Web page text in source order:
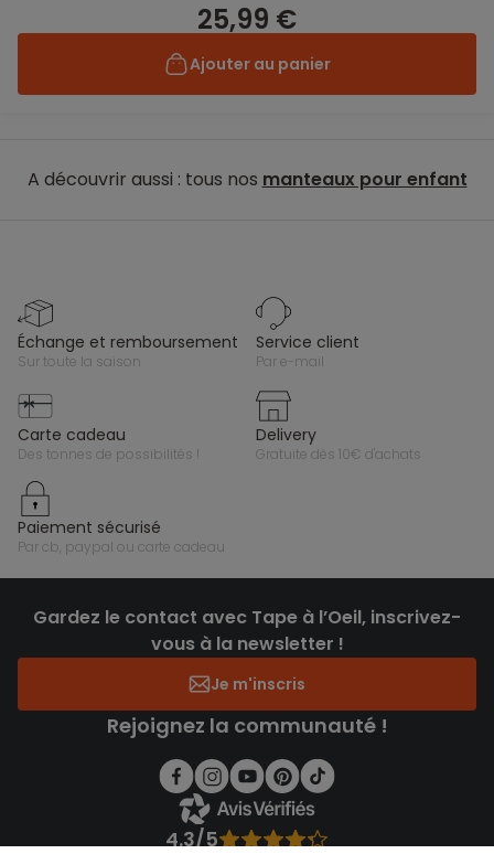
25,99 €
Ajouter au panier
A découvrir aussi : tous nos manteaux pour enfant
échange et remboursement
sur toute la saison
service client
par e-mail
carte cadeau
des tonnes de possibilités !
delivery
gratuite dès 10€ d'achats
paiement sécurisé
par cb, paypal ou carte cadeau
Gardez le contact avec Tape à l’Oeil, inscrivez-
vous à la newsletter !
Je m'inscris
Rejoignez la communauté !
4.3/5